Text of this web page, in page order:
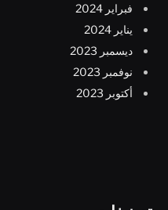
فبراير 2024
يناير 2024
ديسمبر 2023
نوفمبر 2023
أكتوبر 2023